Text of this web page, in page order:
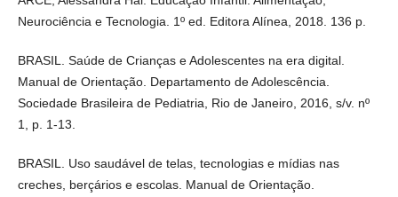
Neurociência e Tecnologia. 1º ed. Editora Alínea, 2018. 136 p.
BRASIL. Saúde de Crianças e Adolescentes na era digital.
Manual de Orientação. Departamento de Adolescência.
Sociedade Brasileira de Pediatria, Rio de Janeiro, 2016, s/v. nº
1, p. 1-13.
BRASIL. Uso saudável de telas, tecnologias e mídias nas
creches, berçários e escolas. Manual de Orientação.